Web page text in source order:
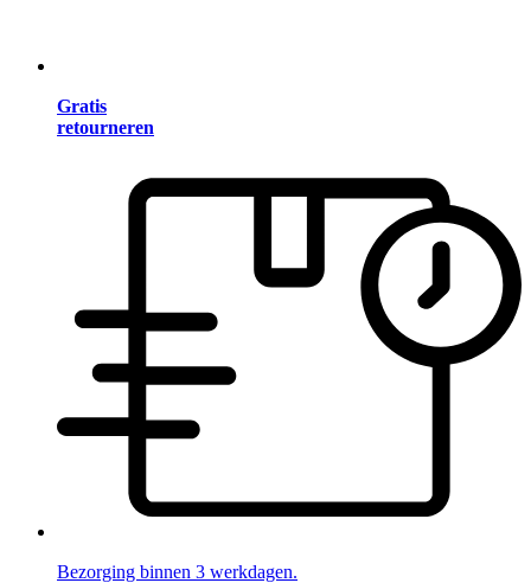
Gratis
retourneren
Bezorging binnen 3 werkdagen.